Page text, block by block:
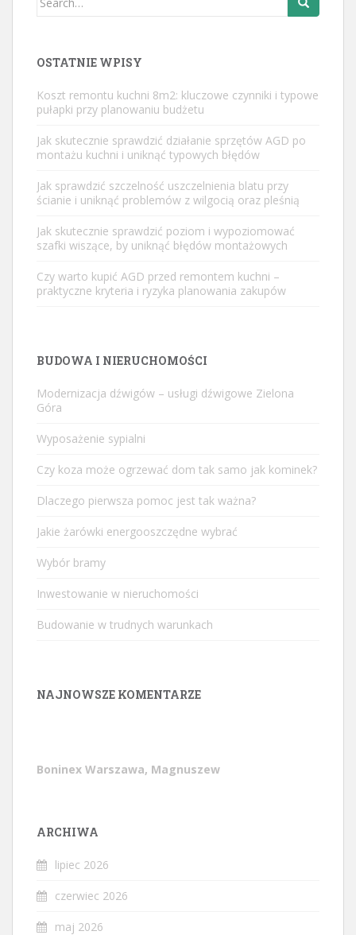
OSTATNIE WPISY
Koszt remontu kuchni 8m2: kluczowe czynniki i typowe
pułapki przy planowaniu budżetu
Jak skutecznie sprawdzić działanie sprzętów AGD po
montażu kuchni i uniknąć typowych błędów
Jak sprawdzić szczelność uszczelnienia blatu przy
ścianie i uniknąć problemów z wilgocią oraz pleśnią
Jak skutecznie sprawdzić poziom i wypoziomować
szafki wiszące, by uniknąć błędów montażowych
Czy warto kupić AGD przed remontem kuchni –
praktyczne kryteria i ryzyka planowania zakupów
BUDOWA I NIERUCHOMOŚCI
Modernizacja dźwigów – usługi dźwigowe Zielona
Góra
Wyposażenie sypialni
Czy koza może ogrzewać dom tak samo jak kominek?
Dlaczego pierwsza pomoc jest tak ważna?
Jakie żarówki energooszczędne wybrać
Wybór bramy
Inwestowanie w nieruchomości
Budowanie w trudnych warunkach
NAJNOWSZE KOMENTARZE
Boninex Warszawa, Magnuszew
ARCHIWA
lipiec 2026
czerwiec 2026
maj 2026